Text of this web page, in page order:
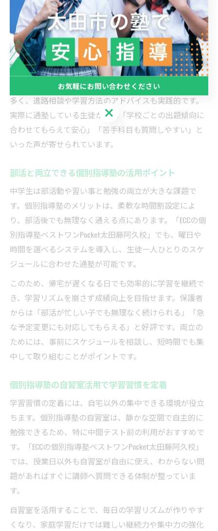
では、地域密着型のカリキュラムを採用し、太田市内の
中学校の出題傾向や過去問分析を踏まえたオーダーメイ
ド指導を実施しています。
このような個別指導塾を活用することで、苦手分野の克
服や基礎力の定着はもちろん、直前のテスト対策も効率
的に進められます。また、講師が地元出身であることが
多く、進路相談や学習方法のアドバイスも実践的です。
実際に通塾している生徒からは「学校ごとの出題傾向に
合わせてもらえて安心」「苦手科目も質問しやすい」と
いった声が寄せられています。
部活と両立できる個別指導塾の活用ポイント
中学生は部活動や習い事と勉強の両立が大きな課題で
す。個別指導塾のメリットは、柔軟な時間割設定によ
り、部活後でも無理なく通える点にあります。「ECCの個
別指導塾ベストワンPocket太田藤阿久校」でも、曜日や
時間を選べるシステムを導入し、生徒一人ひとりのスケ
ジュールに合わせた通塾が可能です。
このため、帰宅が遅くなる日でも効率的に学習を継続で
き、学習リズムを崩さず成績向上を目指せます。保護者
からは「部活が忙しい子でも無理なく続けられる」「急
な予定変更にも対応してもらえる」と好評です。両立の
ためには、事前にスケジュールを相談し、短時間でも集
中して取り組むことがポイントです。
個別指導塾の自習室活用で学習習慣を定着
学習習慣の定着には、自宅以外の集中できる環境が役立
ちます。個別指導塾の自習室は、静かな空間で自主的に
勉強できるため、特に中間テスト前の利用がおすすめで
す。「ECCの個別指導塾ベストワンPocket太田藤阿久校」
では、授業日以外も自習室が自由に使え、わからない問
題があればすぐに講師へ質問できる体制が整っていま
す。
自習室を活用することで、毎日の学習リズムが作りやす
くなり、家庭学習だけでは難しい継続力や集中力の強化
お気軽にお問い合わせください
お気軽にお問い合わせください